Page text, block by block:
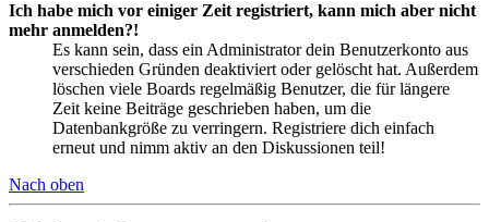
Ich habe mich vor einiger Zeit registriert, kann mich aber nicht
mehr anmelden?!
Es kann sein, dass ein Administrator dein Benutzerkonto aus
verschieden Gründen deaktiviert oder gelöscht hat. Außerdem
löschen viele Boards regelmäßig Benutzer, die für längere
Zeit keine Beiträge geschrieben haben, um die
Datenbankgröße zu verringern. Registriere dich einfach
erneut und nimm aktiv an den Diskussionen teil!
Nach oben